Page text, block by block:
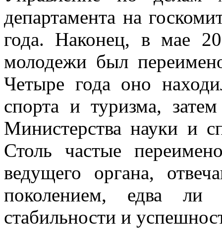
департамента на
года. Наконец, в мае
молодежи был
Четыре года оно
спорта и туризма,
Министерства науки и
Столь частые
ведущего органа,
поколением, едва ли
стабильности и